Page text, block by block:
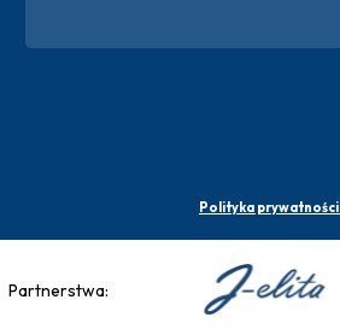
Polityka prywatności
Partnerstwa: